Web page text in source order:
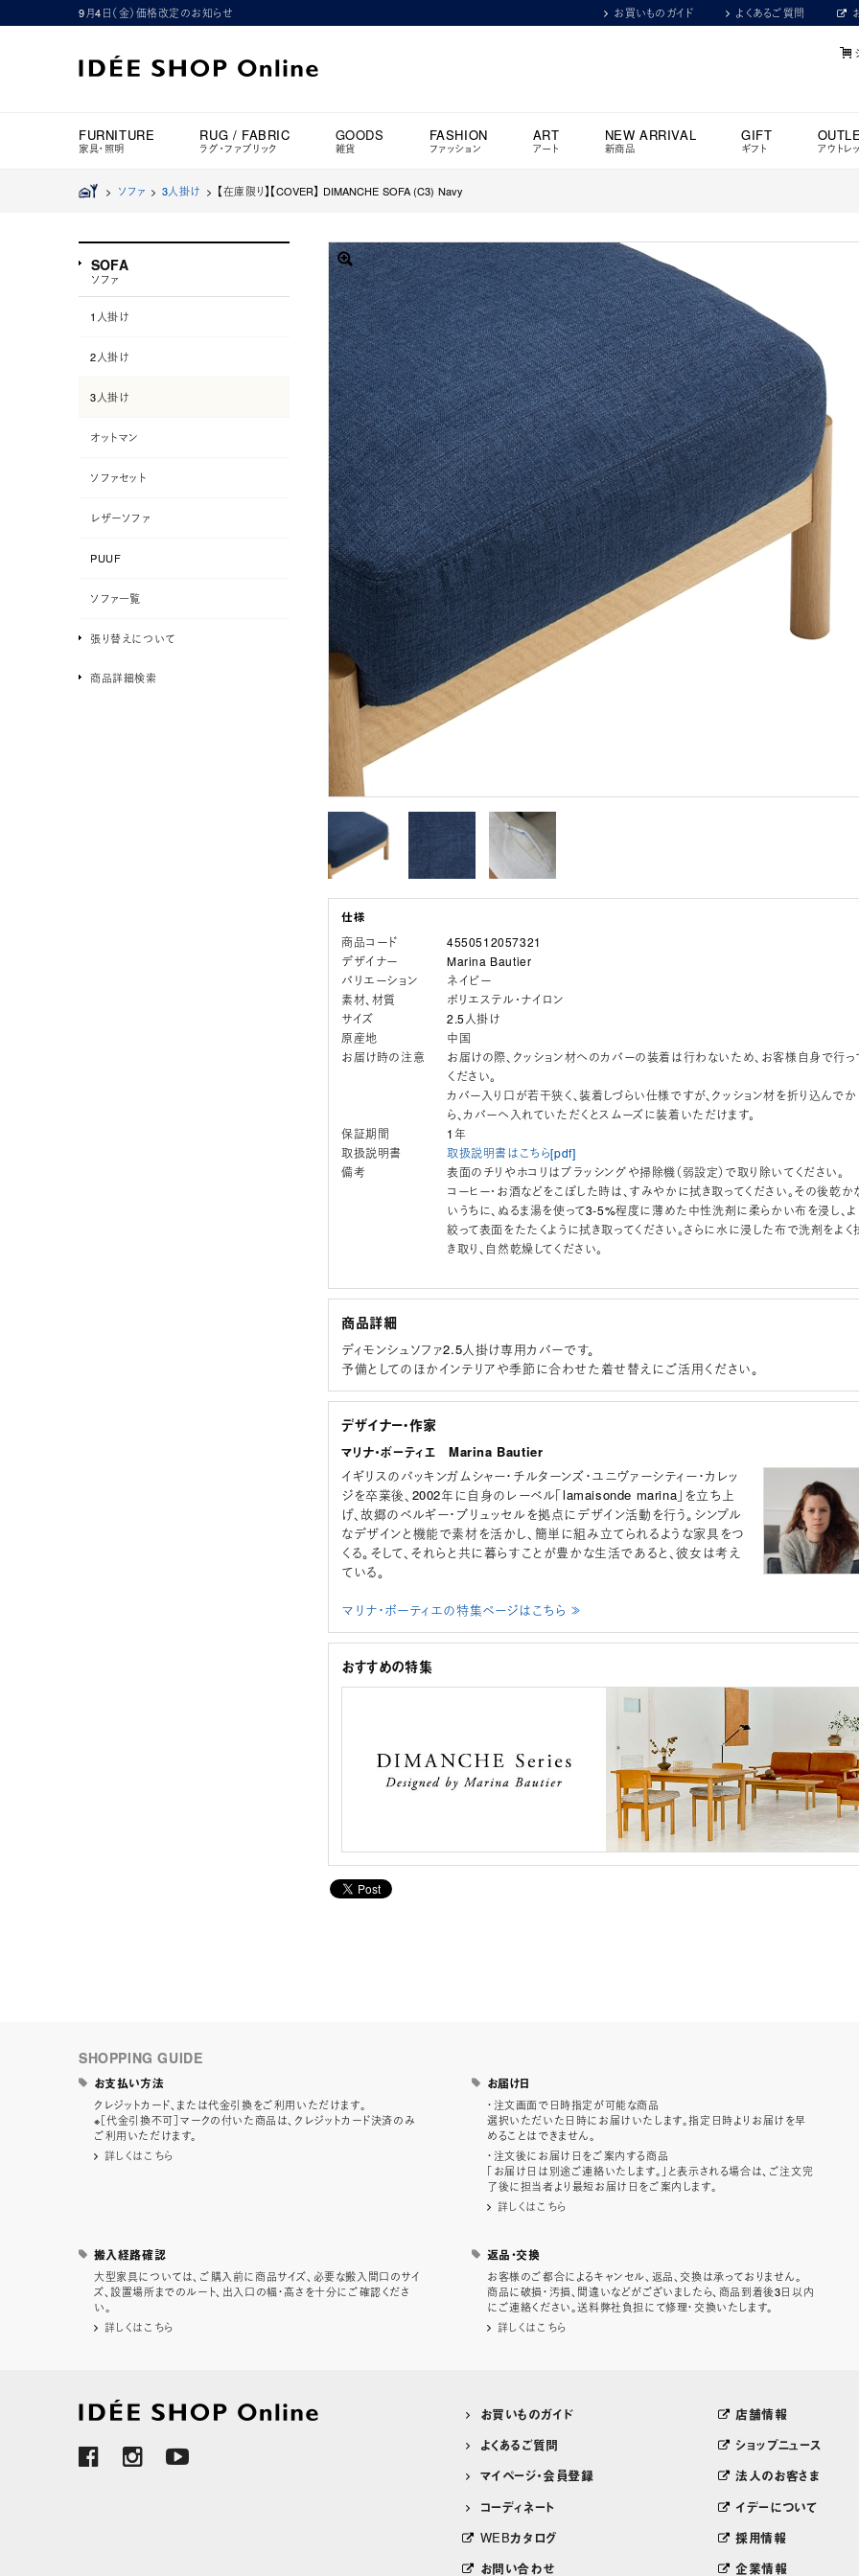
9月4日（金）価格改定のお知らせ お買いものガイド よくあるご質問
FURNITURE
家具・照明
RUG / FABRIC
ラグ・ファブリック
GOODS
雑貨
FASHION
ファッション
ART
アート
NEW ARRIVAL
新商品
GIFT
ギフト アウトレ
> ソファ>3人掛け > 【在庫限り】【COVER】 DIMANCHE SOFA (C3) Navy
商品コード
4550512057321
デザイナー
Marina Bautier
バリエーション
ネイビー
素材、材質
ポリエステル・ナイロン
サイズ
2.5人掛け
原産地
中国
お届け時の注意
お届けの際、クッション材へのカバーの装着は行わないため、お客様自身で行っ
ください。
カバー入り口が若干狭く、装着しづらい仕様ですが、クッション材を折り込んでか
ら、カバーへ入れていただくとスムーズに装着いただけます。
保証期間
1年
取扱説明書
取扱説明書はこちら[pdf]
備考
表面のチリやホコリはブラッシングや掃除機（弱設定）で取り除いてください。
コーヒー・お酒などをこぼした時は、すみやかに拭き取ってください。その後乾か
いうちに、ぬるま湯を使って3-5%程度に薄めた中性洗剤に柔らかい布を浸し、よ
絞って表面をたたくように拭き取ってください。さらに水に浸した布で洗剤をよく
き取り、自然乾燥してください。
商品詳細
ディモンシュソファ2.5人掛け専用カバーです。
予備としてのほかインテリアや季節に合わせた着せ替えにご活用ください。
デザイナー・作家
マリナ・ボーティエ Marina Bautier
イギリスのバッキンガムシャー・チルターンズ・ユニヴァーシティー・カレッ
ジを卒業後、2002年に自身のレーベル「lamaisonde marina」を立ち上
げ、故郷のベルギー・ブリュッセルを拠点にデザイン活動を行う。シンプル
なデザインと機能で素材を活かし、簡単に組み立てられるような家具をつ
くる。そして、それらと共に暮らすことが豊かな生活であると、彼女は考え
ている。
マリナ・ボーティエの特集ページはこちら ≫
おすすめの特集
SOFA
ソファ
1人掛け
2人掛け
3人掛け
オットマン
ソファセット
レザーソファ
PUUF
ソファ一覧
張り替えについて
商品詳細検索
SHOPPING GUIDE
お支払い方法
クレジットカード、または代金引換をご利用いただけます。
※［代金引換不可］マークの付いた商品は、クレジットカード決済のみ
ご利用いただけます。
詳しくはこちら
お届け日
・注文画面で日時指定が可能な商品
選択いただいた日時にお届けいたします。指定日時よりお届けを早
めることはできません。
・注文後にお届け日をご案内する商品
「お届け日は別途ご連絡いたします。」と表示される場合は、ご注文完
了後に担当者より最短お届け日をご案内します。
詳しくはこちら
搬入経路確認
大型家具については、ご購入前に商品サイズ、必要な搬入間口のサイ
ズ、設置場所までのルート、出入口の幅・高さを十分にご確認くださ
い。
詳しくはこちら
返品・交換
お客様のご都合によるキャンセル、返品、交換は承っておりません。
商品に破損・汚損、間違いなどがございましたら、商品到着後3日以内
にご連絡ください。送料弊社負担にて修理・交換いたします。
詳しくはこちら
お買いものガイド
よくあるご質問
マイページ・会員登録
コーディネート
WEBカタログ
お問い合わせ
店舗情報
ショップニュース
法人のお客さま
イデーについて
採用情報
企業情報